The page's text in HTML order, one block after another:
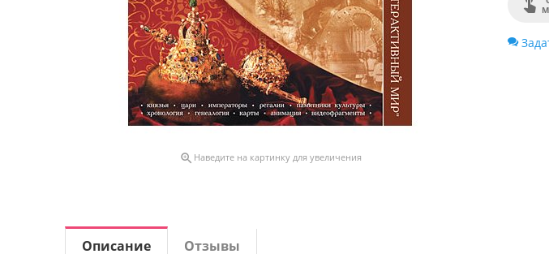
 Наведите на картинку для увеличения
Описание Отзывы